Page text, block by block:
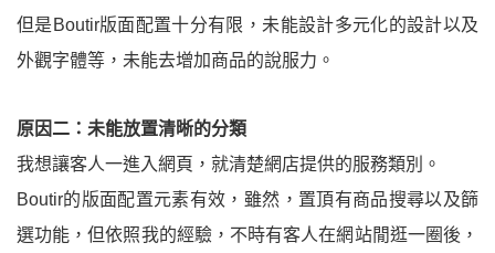
但是Boutir版面配置十分有限，未能設計多元化的設計以及
外觀字體等，未能去增加商品的說服力。
原因二：未能放置清晰的分類
我想讓客人一進入網頁，就清楚網店提供的服務類別。
Boutir的版面配置元素有效，雖然，置頂有商品搜尋以及篩
選功能，但依照我的經驗，不時有客人在網站閒逛一圈後，